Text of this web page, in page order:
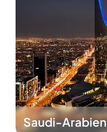
Saudi-Arabien